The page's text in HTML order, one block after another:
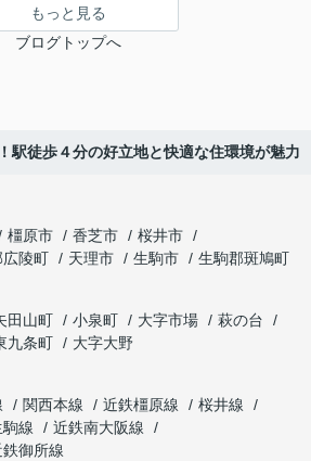
もっと見る
ブログトップへ
駅徒歩４分の好立地と快適な住環境が魅力
橿原市 香芝市
桜井市
陵町 天理市 生駒市
生駒郡斑鳩町
田山町 小泉町 大字市場
萩の台
九条町
大字大野
関西本線 近鉄橿原線
桜井線
線
近鉄南大阪線
鉄御所線